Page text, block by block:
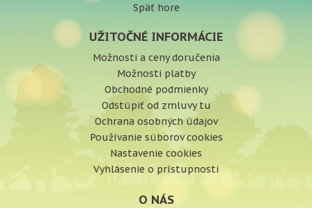
Späť hore
UŽITOČNÉ INFORMÁCIE
Možnosti a ceny doručenia
Možnosti platby
Obchodné podmienky
Odstúpiť od zmluvy tu
Ochrana osobných údajov
Používanie súborov cookies
Nastavenie cookies
Vyhlásenie o prístupnosti
O NÁS